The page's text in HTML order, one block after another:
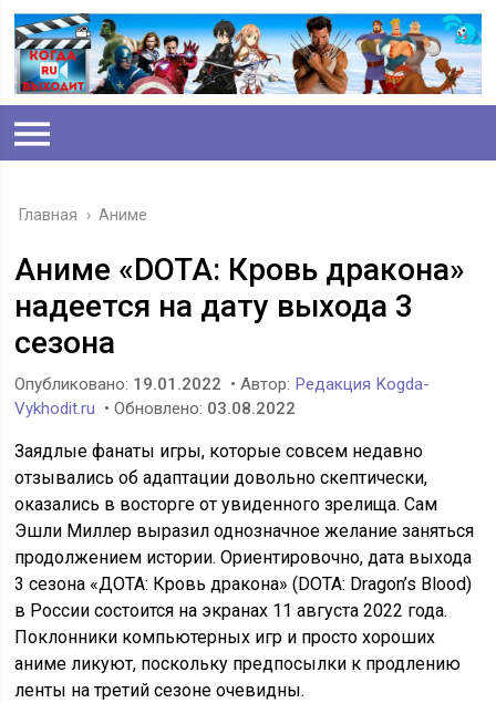
Главная › Аниме
Аниме «DOTA: Кровь дракона»
надеется на дату выхода 3
сезона
Опубликовано: 19.01.2022 • Автор: Редакция Kogda-
Vykhodit.ru • Обновлено: 03.08.2022
Заядлые фанаты игры, которые совсем недавно
отзывались об адаптации довольно скептически,
оказались в восторге от увиденного зрелища. Сам
Эшли Миллер выразил однозначное желание заняться
продолжением истории. Ориентировочно, дата выхода
3 сезона «ДОТА: Кровь дракона» (DOTA: Dragon’s Blood)
в России состоится на экранах 11 августа 2022 года.
Поклонники компьютерных игр и просто хороших
аниме ликуют, поскольку предпосылки к продлению
ленты на третий сезоне очевидны.